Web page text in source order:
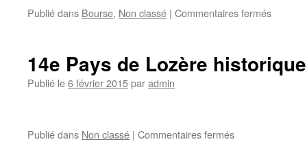
Publié dans Bourse, Non classé | Commentaires ferméssur
4
14e Pays de Lozère historique
Publié le6 février 2015paradmin
Publié dans Non classé | Commentaires ferméssur